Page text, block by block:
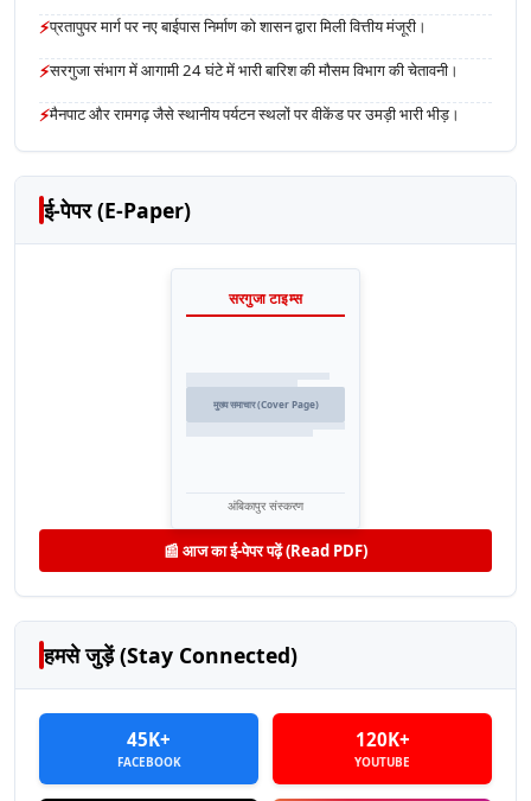
⚡प्रतापुपर मार्ग पर नए बाईपास निर्माण को शासन द्वारा मिली वित्तीय मंजूरी।
⚡सरगुजा संभाग में आगामी 24 घंटे में भारी बारिश की मौसम विभाग की चेतावनी।
⚡मैनपाट और रामगढ़ जैसे स्थानीय पर्यटन स्थलों पर वीकेंड पर उमड़ी भारी भीड़।
ई-पेपर (E-Paper)
सरगुजा टाइम्स
मुख्य समाचार (Cover Page)
अंबिकापुर संस्करण
📰 आज का ई-पेपर पढ़ें (Read PDF)
हमसे जुड़ें (Stay Connected)
45K+
FACEBOOK
120K+
YOUTUBE